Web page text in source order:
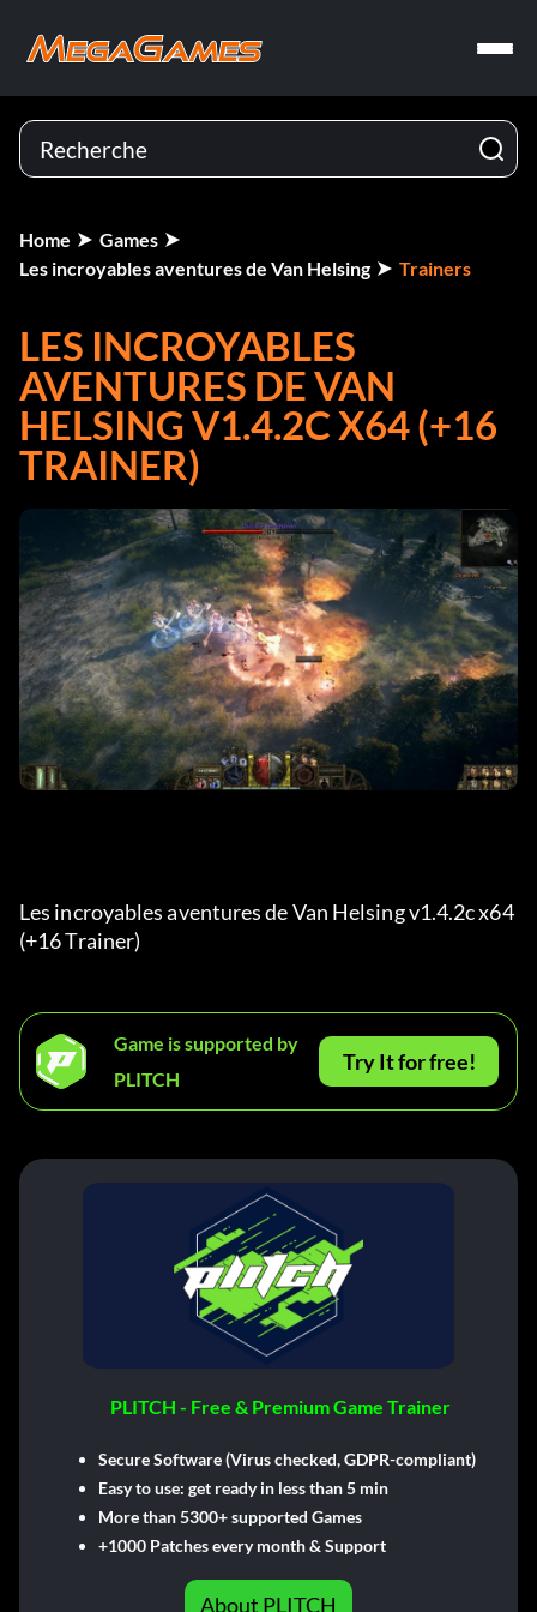
Home
Games
Les incroyables aventures de Van Helsing
Trainers
LES INCROYABLES
AVENTURES DE VAN
HELSING V1.4.2C X64 (+16
TRAINER)
Les incroyables aventures de Van Helsing v1.4.2c x64
(+16 Trainer)
Game is supported by
PLITCH
Try It for free!
PLITCH - Free & Premium Game Trainer
Secure Software (Virus checked, GDPR-compliant)
Easy to use: get ready in less than 5 min
More than 5300+ supported Games
+1000 Patches every month & Support
About PLITCH